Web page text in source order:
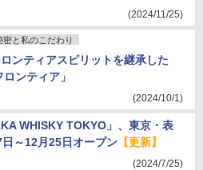
(2024/11/25)
密と私のこだわり
ンティアスピリットを継承した
ロンティア」
(2024/10/1)
WHISKY TOKYO」、東京・表
～12月25日オープン【更新】
(2024/7/25)